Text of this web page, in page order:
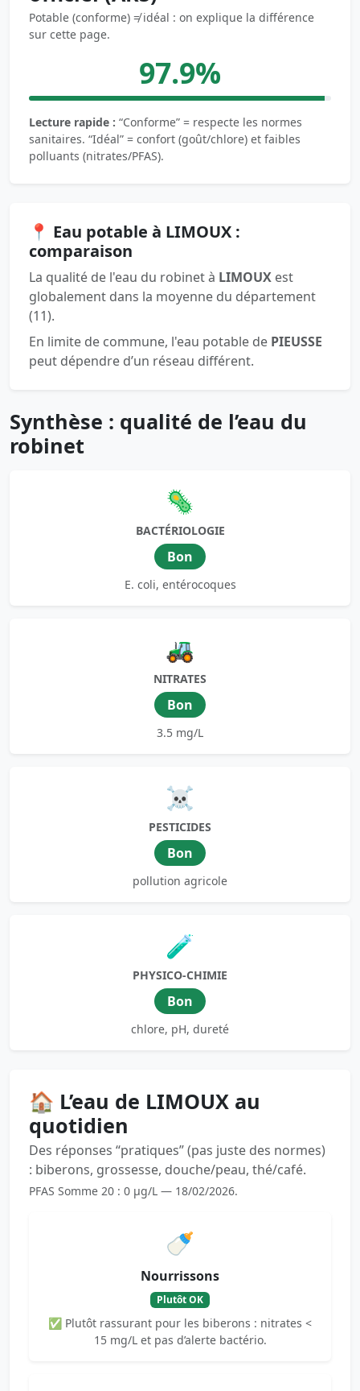
Potable (conforme) ≠ idéal : on explique la différence
sur cette page.
97.9%
Lecture rapide : “Conforme” = respecte les normes
sanitaires. “Idéal” = confort (goût/chlore) et faibles
polluants (nitrates/PFAS).
📍 Eau potable à LIMOUX :
comparaison
La qualité de l'eau du robinet à LIMOUX est
globalement dans la moyenne du département
(11).
En limite de commune, l'eau potable de PIEUSSE
peut dépendre d’un réseau différent.
Synthèse : qualité de l’eau du
robinet
🦠
BACTÉRIOLOGIE
Bon
E. coli, entérocoques
🚜
NITRATES
Bon
3.5 mg/L
☠️
PESTICIDES
Bon
pollution agricole
🧪
PHYSICO-CHIMIE
Bon
chlore, pH, dureté
🏠 L’eau de LIMOUX au
quotidien
Des réponses “pratiques” (pas juste des normes)
: biberons, grossesse, douche/peau, thé/café.
PFAS Somme 20 : 0 µg/L — 18/02/2026.
🍼
Nourrissons
Plutôt OK
✅ Plutôt rassurant pour les biberons : nitrates <
15 mg/L et pas d’alerte bactério.